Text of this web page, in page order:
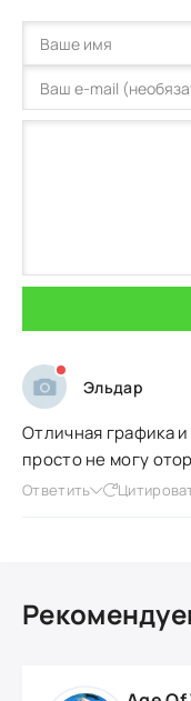
Эльдар
Отличная графика
просто не могу
Ответить